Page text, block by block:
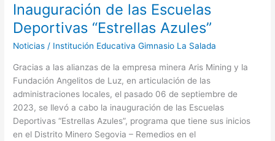
Inauguración de las Escuelas
Deportivas “Estrellas Azules”
Noticias / Institución Educativa Gimnasio La Salada
Gracias a las alianzas de la empresa minera Aris Mining y la
Fundación Angelitos de Luz, en articulación de las
administraciones locales, el pasado 06 de septiembre de
2023, se llevó a cabo la inauguración de las Escuelas
Deportivas “Estrellas Azules”, programa que tiene sus inicios
en el Distrito Minero Segovia – Remedios en el